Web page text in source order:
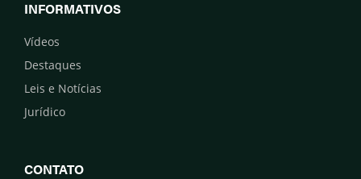
INFORMATIVOS
Vídeos
Destaques
Leis e Notícias
Jurídico
CONTATO